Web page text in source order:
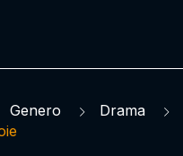
Genero Drama